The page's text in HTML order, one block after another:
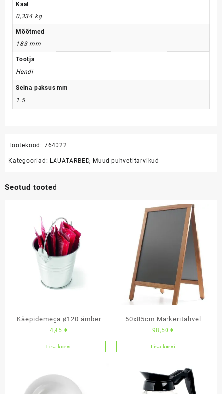
Kaal
0,334 kg
Mõõtmed
183 mm
Tootja
Hendi
Seina paksus mm
1.5
Tootekood: 764022
Kategooriad: LAUATARBED, Muud puhvetitarvikud
Seotud tooted
Käepidemega ø120 ämber
4,45 €
Lisa korvi
50x85cm Markeritahvel
98,50€
Lisa korvi